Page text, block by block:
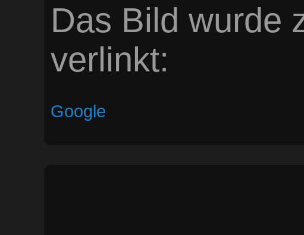
Das Bild wurde
verlinkt:
Google